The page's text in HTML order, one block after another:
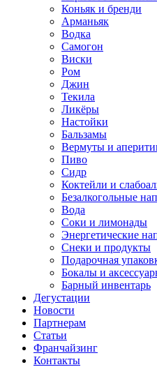
Коньяк и бренди
Арманьяк
Водка
Самогон
Виски
Ром
Джин
Текила
Ликёры
Настойки
Бальзамы
Вермуты и
Пиво
Сидр
Коктейли и
Безалкогольные
Вода
Соки и лимонады
Энергетические
Снеки и продукты
Подарочная
Бокалы и
Барный инвентарь
Дегустации
Новости
Партнерам
Статьи
Франчайзинг
Контакты